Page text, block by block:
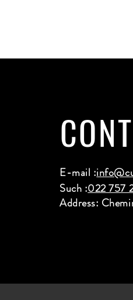
E-mail :
Such :022 757
Address: